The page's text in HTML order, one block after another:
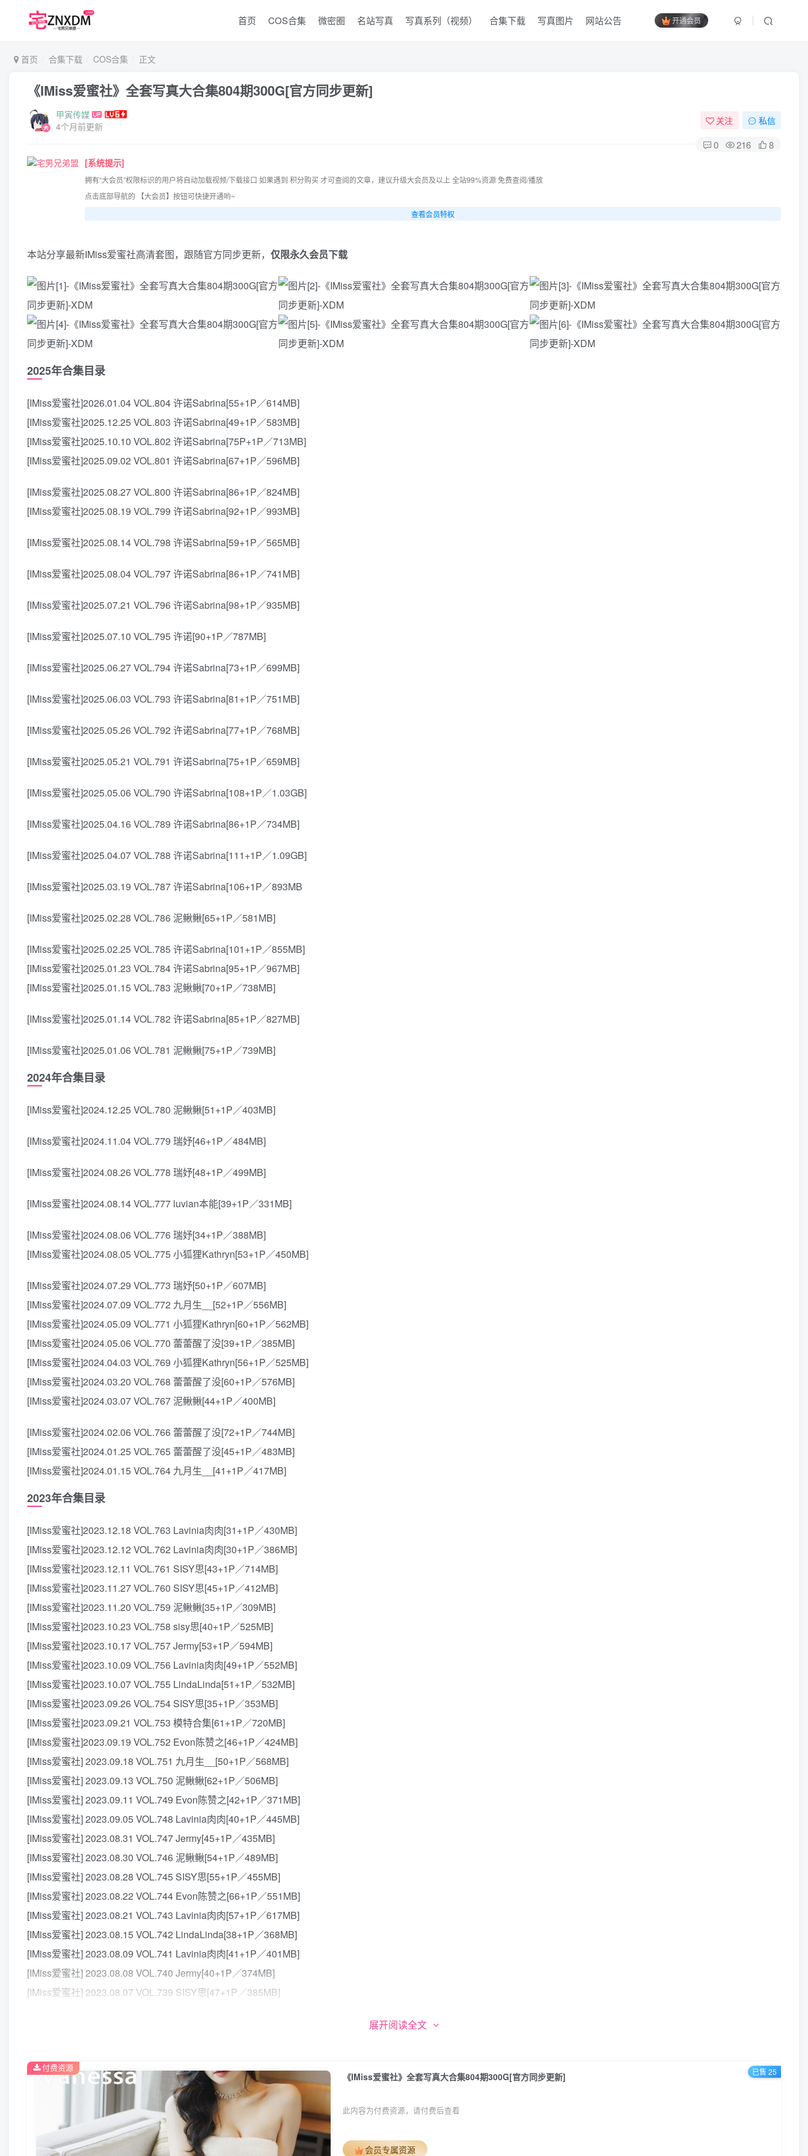
开通会员
首页 COS合集 微密圈 名站写真 写真系列（视频） 合集下载 写真图片 网站公告
首页 合集下载 COS合集 正文
《IMiss爱蜜社》全套写真大合集804期300G[官方同步更新]
甲寅传媒
4个月前更新
关注 私信
0 216 8
[系统提示]
拥有“大会员”权限标识的用户将自动加载视频/下载接口 如果遇到 积分购买 才可查阅的文章，建议升级大会员及以上 全站99%资源 免费查阅/播放
点击底部导航的 【大会员】按钮可快捷开通哟~
查看会员特权
本站分享最新IMiss爱蜜社高清套图，跟随官方同步更新， 仅限永久会员下载
2025年合集目录
[IMiss爱蜜社]2026.01.04 VOL.804 许诺Sabrina[55+1P／614MB]
[IMiss爱蜜社]2025.12.25 VOL.803 许诺Sabrina[49+1P／583MB]
[IMiss爱蜜社]2025.10.10 VOL.802 许诺Sabrina[75P+1P／713MB]
[IMiss爱蜜社]2025.09.02 VOL.801 许诺Sabrina[67+1P／596MB]
[IMiss爱蜜社]2025.08.27 VOL.800 许诺Sabrina[86+1P／824MB]
[IMiss爱蜜社]2025.08.19 VOL.799 许诺Sabrina[92+1P／993MB]
[IMiss爱蜜社]2025.08.14 VOL.798 许诺Sabrina[59+1P／565MB]
[IMiss爱蜜社]2025.08.04 VOL.797 许诺Sabrina[86+1P／741MB]
[IMiss爱蜜社]2025.07.21 VOL.796 许诺Sabrina[98+1P／935MB]
[IMiss爱蜜社]2025.07.10 VOL.795 许诺[90+1P／787MB]
[IMiss爱蜜社]2025.06.27 VOL.794 许诺Sabrina[73+1P／699MB]
[IMiss爱蜜社]2025.06.03 VOL.793 许诺Sabrina[81+1P／751MB]
[IMiss爱蜜社]2025.05.26 VOL.792 许诺Sabrina[77+1P／768MB]
[IMiss爱蜜社]2025.05.21 VOL.791 许诺Sabrina[75+1P／659MB]
[IMiss爱蜜社]2025.05.06 VOL.790 许诺Sabrina[108+1P／1.03GB]
[IMiss爱蜜社]2025.04.16 VOL.789 许诺Sabrina[86+1P／734MB]
[IMiss爱蜜社]2025.04.07 VOL.788 许诺Sabrina[111+1P／1.09GB]
[IMiss爱蜜社]2025.03.19 VOL.787 许诺Sabrina[106+1P／893MB
[IMiss爱蜜社]2025.02.28 VOL.786 泥鳅鳅[65+1P／581MB]
[IMiss爱蜜社]2025.02.25 VOL.785 许诺Sabrina[101+1P／855MB]
[IMiss爱蜜社]2025.01.23 VOL.784 许诺Sabrina[95+1P／967MB]
[IMiss爱蜜社]2025.01.15 VOL.783 泥鳅鳅[70+1P／738MB]
[IMiss爱蜜社]2025.01.14 VOL.782 许诺Sabrina[85+1P／827MB]
[IMiss爱蜜社]2025.01.06 VOL.781 泥鳅鳅[75+1P／739MB]
2024年合集目录
[IMiss爱蜜社]2024.12.25 VOL.780 泥鳅鳅[51+1P／403MB]
[IMiss爱蜜社]2024.11.04 VOL.779 瑞妤[46+1P／484MB]
[IMiss爱蜜社]2024.08.26 VOL.778 瑞妤[48+1P／499MB]
[IMiss爱蜜社]2024.08.14 VOL.777 luvian本能[39+1P／331MB]
[IMiss爱蜜社]2024.08.06 VOL.776 瑞妤[34+1P／388MB]
[IMiss爱蜜社]2024.08.05 VOL.775 小狐狸Kathryn[53+1P／450MB]
[IMiss爱蜜社]2024.07.29 VOL.773 瑞妤[50+1P／607MB]
[IMiss爱蜜社]2024.07.09 VOL.772 九月生__[52+1P／556MB]
[IMiss爱蜜社]2024.05.09 VOL.771 小狐狸Kathryn[60+1P／562MB]
[IMiss爱蜜社]2024.05.06 VOL.770 蕾蕾醒了没[39+1P／385MB]
[IMiss爱蜜社]2024.04.03 VOL.769 小狐狸Kathryn[56+1P／525MB]
[IMiss爱蜜社]2024.03.20 VOL.768 蕾蕾醒了没[60+1P／576MB]
[IMiss爱蜜社]2024.03.07 VOL.767 泥鳅鳅[44+1P／400MB]
[IMiss爱蜜社]2024.02.06 VOL.766 蕾蕾醒了没[72+1P／744MB]
[IMiss爱蜜社]2024.01.25 VOL.765 蕾蕾醒了没[45+1P／483MB]
[IMiss爱蜜社]2024.01.15 VOL.764 九月生__[41+1P／417MB]
2023年合集目录
[IMiss爱蜜社]2023.12.18 VOL.763 Lavinia肉肉[31+1P／430MB]
[IMiss爱蜜社]2023.12.12 VOL.762 Lavinia肉肉[30+1P／386MB]
[IMiss爱蜜社]2023.12.11 VOL.761 SISY思[43+1P／714MB]
[IMiss爱蜜社]2023.11.27 VOL.760 SISY思[45+1P／412MB]
[IMiss爱蜜社]2023.11.20 VOL.759 泥鳅鳅[35+1P／309MB]
[IMiss爱蜜社]2023.10.23 VOL.758 sisy思[40+1P／525MB]
[IMiss爱蜜社]2023.10.17 VOL.757 Jermy[53+1P／594MB]
[IMiss爱蜜社]2023.10.09 VOL.756 Lavinia肉肉[49+1P／552MB]
[IMiss爱蜜社]2023.10.07 VOL.755 LindaLinda[51+1P／532MB]
[IMiss爱蜜社]2023.09.26 VOL.754 SISY思[35+1P／353MB]
[IMiss爱蜜社]2023.09.21 VOL.753 模特合集[61+1P／720MB]
[IMiss爱蜜社]2023.09.19 VOL.752 Evon陈赞之[46+1P／424MB]
[IMiss爱蜜社] 2023.09.18 VOL.751 九月生__[50+1P／568MB]
[IMiss爱蜜社] 2023.09.13 VOL.750 泥鳅鳅[62+1P／506MB]
[IMiss爱蜜社] 2023.09.11 VOL.749 Evon陈赞之[42+1P／371MB]
[IMiss爱蜜社] 2023.09.05 VOL.748 Lavinia肉肉[40+1P／445MB]
[IMiss爱蜜社] 2023.08.31 VOL.747 Jermy[45+1P／435MB]
[IMiss爱蜜社] 2023.08.30 VOL.746 泥鳅鳅[54+1P／489MB]
[IMiss爱蜜社] 2023.08.28 VOL.745 SISY思[55+1P／455MB]
[IMiss爱蜜社] 2023.08.22 VOL.744 Evon陈赞之[66+1P／551MB]
[IMiss爱蜜社] 2023.08.21 VOL.743 Lavinia肉肉[57+1P／617MB]
[IMiss爱蜜社] 2023.08.15 VOL.742 LindaLinda[38+1P／368MB]
[IMiss爱蜜社] 2023.08.09 VOL.741 Lavinia肉肉[41+1P／401MB]
[IMiss爱蜜社] 2023.08.08 VOL.740 Jermy[40+1P／374MB]
[IMiss爱蜜社] 2023.08.07 VOL.739 SISY思[47+1P／385MB]
[IMiss爱蜜社] 2023.07.03 VOL.735 九月生__[57+1P／575MB]
[IMiss爱蜜社] 2023.06.14 VOL.734 九月生__ [40+1P369M]
[IMiss爱蜜社] 2023.05.11 VOL.733 九月生__ [40+1P372M]
[IMiss爱蜜社] 2023.04.24 VOL.732 Lavinia肉肉 [45+1P427M]
[IMiss爱蜜社] 2023.04.18 VOL.731 LindaLinda [41+1P392M]
展开阅读全文
《IMiss爱蜜社》全套写真大合集804期300G[官方同步更新]
此内容为付费资源，请付费后查看
会员专属资源
付费资源 已售 25